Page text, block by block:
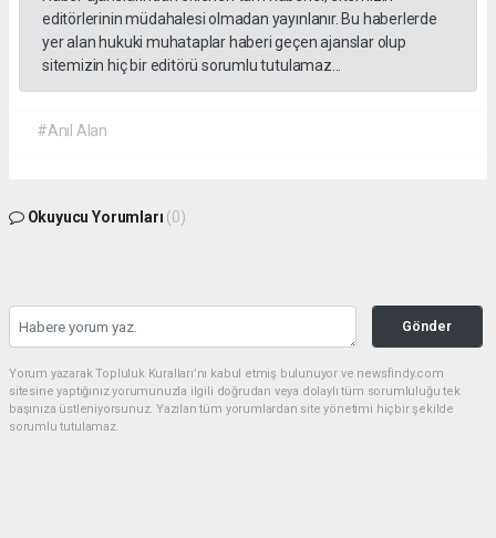
editörlerinin müdahalesi olmadan yayınlanır. Bu haberlerde
yer alan hukuki muhataplar haberi geçen ajanslar olup
sitemizin hiç bir editörü sorumlu tutulamaz...
#Anıl Alan
Okuyucu Yorumları (0)
Gönder
Yorum yazarak Topluluk Kuralları’nı kabul etmiş bulunuyor ve newsfindy.com
sitesine yaptığınız yorumunuzla ilgili doğrudan veya dolaylı tüm sorumluluğu tek
başınıza üstleniyorsunuz. Yazılan tüm yorumlardan site yönetimi hiçbir şekilde
sorumlu tutulamaz.